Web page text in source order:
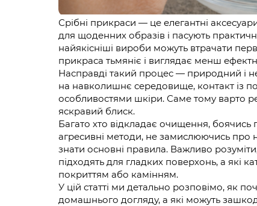
Срібні прикраси — це елегантні
для щоденних образів і пасують
найякісніші вироби можуть втрачати
прикраса тьмяніє і виглядає менш
Насправді такий процес — природний і
на навколишнє середовище, контакт із
особливостями шкіри. Саме тому варто
яскравий блиск.
Багато хто відкладає очищення,
агресивні методи, не замислюючись
знати основні правила. Важливо
підходять для гладких поверхонь, а які
покриттям або камінням.
У цій статті ми детально розповімо, як
домашнього догляду, а які можуть